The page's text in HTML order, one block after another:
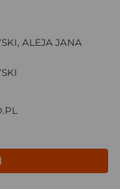
ALEJA JANA